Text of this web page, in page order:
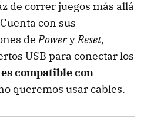
de correr juegos más allá
con sus
dePoweryReset,
USB para conectar los
es compatible con
queremos usar cables.